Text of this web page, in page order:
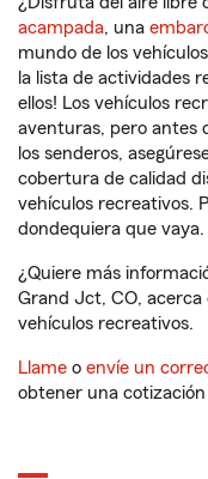
acampada, una
mundo de los
la lista de actividades
ellos! Los vehículos
aventuras, pero antes
los senderos,
cobertura de calidad
vehículos recreativos.
dondequiera que vaya.
¿Quiere más
Grand Jct, CO, acerca
vehículos recreativos.
Llame o envíe un
obtener una